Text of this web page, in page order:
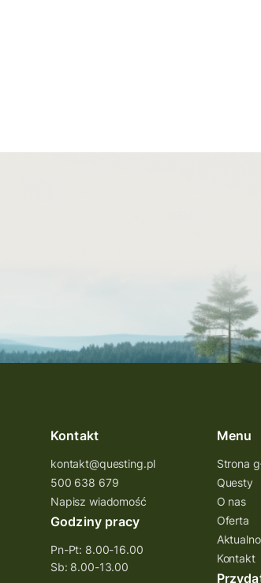
Kontakt
kontakt@questing.pl
500 638 679
Napisz wiadomość
Godziny pracy
Pn-Pt: 8.00-16.00
Sb: 8.00-13.00
Menu
Strona
Questy
O nas
Oferta
Kontakt